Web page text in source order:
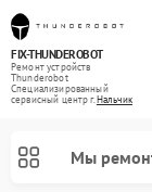
FIX-THUNDEROBOT
Ремонт устройств
Thunderobot
Специализированный
cервисный центр г.Нальчик
Мы